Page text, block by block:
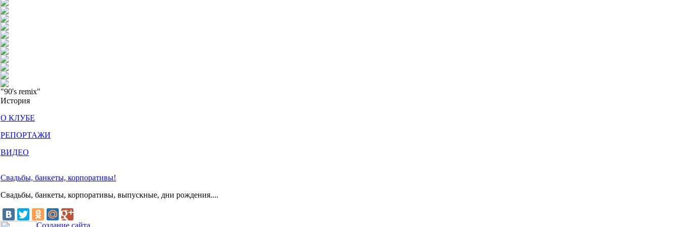
"90's remix"
История
О КЛУБЕ
РЕПОРТАЖИ
ВИДЕО
Свадьбы, банкеты, корпоративы!
Свадьбы, банкеты, корпоративы, выпускные, дни рождения....